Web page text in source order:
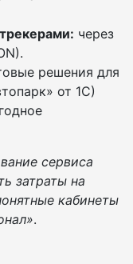
через
решения для
от 1С)
сервиса
затраты на
кабинеты
.